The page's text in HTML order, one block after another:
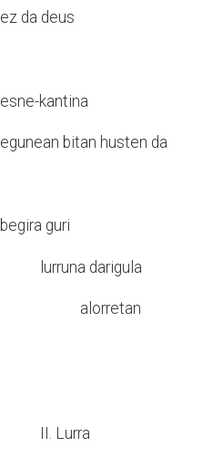
ez da deus
esne-kantina
egunean bitan husten da
begira guri
lurruna darigula
alorretan
II. Lurra